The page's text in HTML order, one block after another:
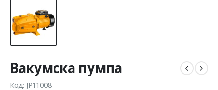
Вакумска пумпа
Код: JP11008